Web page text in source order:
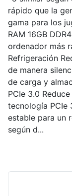
rápido que la
gama para los
RAM 16GB
ordenador más
Refrigeración
de manera
de carga y
PCIe 3.0
tecnología PCIe
estable para un
según d...